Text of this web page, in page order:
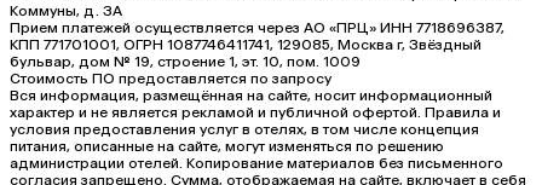
Коммуны, д. ЗА
Прием платежей осуществляется через АО «ПРЦ» ИНН 7718696387,
КПП 771701001, ОГРН 1087746411741, 129085, Москва г, Звёздный
бульвар, дом № 19, строение 1, эт. 10, пом. 1009
Стоимость ПО предоставляется по запросу
Вся информация, размещённая на сайте, носит информационный
характер и не является рекламой и публичной офертой. Правила и
условия предоставления услуг в отелях, в том числе концепция
питания, описанные на сайте, могут изменяться по решению
администрации отелей. Копирование материалов без письменного
согласия запрещено. Сумма, отображаемая на сайте, включает в себя